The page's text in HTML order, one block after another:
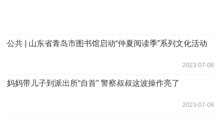
公共 | 山东省青岛市图书馆启动“仲夏阅读季”系列文化活动
2023-07-06
妈妈带儿子到派出所“自首” 警察叔叔这波操作亮了
2023-07-06